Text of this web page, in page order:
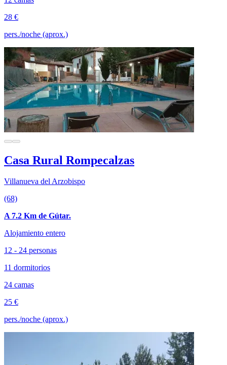
28 €
pers./noche (aprox.)
Casa Rural Rompecalzas
Villanueva del Arzobispo
(68)
A 7.2 Km de Gútar.
Alojamiento entero
12 - 24 personas
11 dormitorios
24 camas
25 €
pers./noche (aprox.)